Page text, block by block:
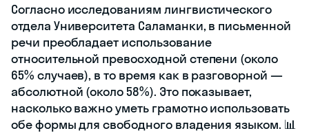
Согласно исследованиям лингвистического
отдела Университета Саламанки, в письменной
речи преобладает использование
относительной превосходной степени (около
65% случаев), в то время как в разговорной —
абсолютной (около 58%). Это показывает,
насколько важно уметь грамотно использовать
обе формы для свободного владения языком. 📊